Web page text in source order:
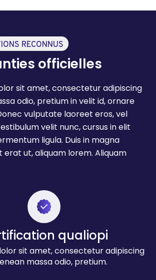
RECONNUS
officielles
sit amet, consectetur adipiscing
odio, pretium in velit id, ornare
vulputate laoreet eros, vel
velit nunc, cursus in elit
ligula. Duis in magna
erat ut, aliquam lorem. Aliquam
qualiopi
sit amet, consectetur adipiscing
massa odio, pretium.